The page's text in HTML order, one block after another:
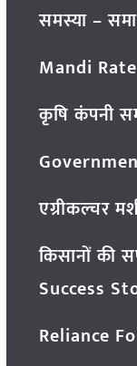
समस्या –
Mandi
कृषि कंपनी
एग्रीकल्चर
किसानों की
Success
Reliance